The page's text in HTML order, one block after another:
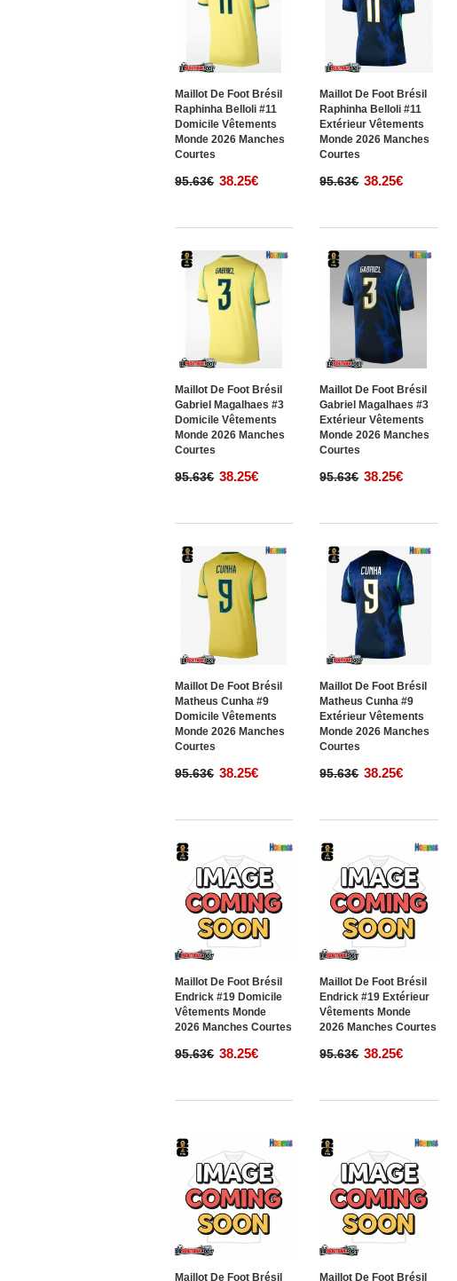
Maillot De Foot Brésil
Raphinha Belloli #11
Domicile Vêtements
Monde 2026 Manches
Courtes
95.63€ 38.25€
Maillot De Foot Brésil
Raphinha Belloli #11
Extérieur Vêtements
Monde 2026 Manches
Courtes
95.63€ 38.25€
Maillot De Foot Brésil
Gabriel Magalhaes #3
Domicile Vêtements
Monde 2026 Manches
Courtes
95.63€ 38.25€
Maillot De Foot Brésil
Gabriel Magalhaes #3
Extérieur Vêtements
Monde 2026 Manches
Courtes
95.63€ 38.25€
Maillot De Foot Brésil
Matheus Cunha #9
Domicile Vêtements
Monde 2026 Manches
Courtes
95.63€ 38.25€
Maillot De Foot Brésil
Matheus Cunha #9
Extérieur Vêtements
Monde 2026 Manches
Courtes
95.63€ 38.25€
Maillot De Foot Brésil
Endrick #19 Domicile
Vêtements Monde
2026 Manches Courtes
95.63€ 38.25€
Maillot De Foot Brésil
Endrick #19 Extérieur
Vêtements Monde
2026 Manches Courtes
95.63€ 38.25€
Maillot De Foot Brésil
Maillot De Foot Brésil